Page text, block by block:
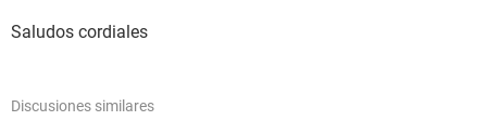
Saludos cordiales
Discusiones similares